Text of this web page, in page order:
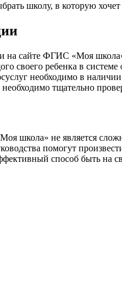
школу, в которую
на сайте ФГИС «Моя
своего ребенка в системе
необходимо в
тщательно
школа» не является
помогут
способ быть на